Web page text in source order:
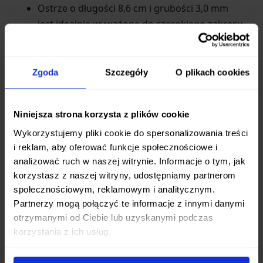
Zgoda Szczegóły O plikach cookies
Niniejsza strona korzysta z plików cookie
Wykorzystujemy pliki cookie do spersonalizowania treści
i reklam, aby oferować funkcje społecznościowe i
analizować ruch w naszej witrynie. Informacje o tym, jak
korzystasz z naszej witryny, udostępniamy partnerom
społecznościowym, reklamowym i analitycznym.
Partnerzy mogą połączyć te informacje z innymi danymi
otrzymanymi od Ciebie lub uzyskanymi podczas
korzystania z ich usług.
Ostrze o długości 8,6 cm i grubości 3,0 mm
jest idealnie wyważone do szerokiego zakresu
zadań, od precyzyjnego cięcia po lżejsze prace
Komfortowa Rękojeść
Rękojeść wykonana z białej Micarty zapewnia
pewny i komfortowy chwyt w każdych warunkach.
Ten trwały i estetyczny materiał jest odporny na
wilgoć i zmiany temperatury, a jego tekstura
gwarantuje stabilność podczas użytkowania.
Pełnowymiarowa konstrukcja rękojeści doskonale
leży w dłoni, minimalizując zmęczenie nawet przy
dłuższej pracy.